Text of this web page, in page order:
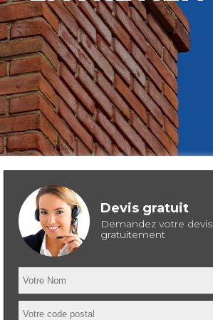
Devis gratuit
Demandez votre devis
gratuitement